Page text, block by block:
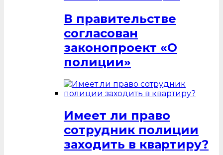
В правительстве
согласован
законопроект «О
полиции»
Имеет ли право
сотрудник полиции
заходить в квартиру?